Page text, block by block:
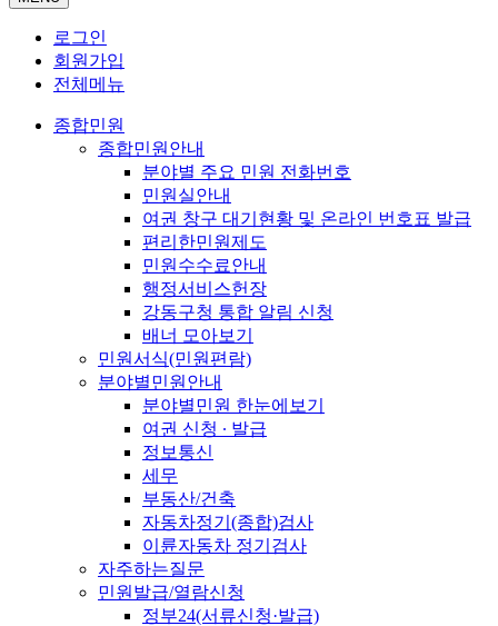
로그인
회원가입
전체메뉴
종합민원
종합민원안내
분야별 주요 민원 전화번호
민원실안내
여권 창구 대기현황 및 온라인 번호표 발급
편리한민원제도
민원수수료안내
행정서비스헌장
강동구청 통합 알림 신청
배너 모아보기
민원서식(민원편람)
분야별민원안내
분야별민원 한눈에보기
여권 신청 ∙ 발급
정보통신
세무
부동산/건축
자동차정기(종합)검사
이륜자동차 정기검사
자주하는질문
민원발급/열람신청
정부24(서류신청·발급)